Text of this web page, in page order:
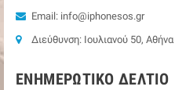
Email: info@iphonesos.gr
Διεύθυνση: Ιουλιανού 50, Αθήνα
ΕΝΗΜΕΡΩΤΙΚΌ ΔΕΛΤΊΟ